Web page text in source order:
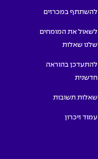
להשתתף במכרזים
לשאול את המומחים
שלנו שאלות
להתעדכן בהוראה
חדשנית
שאלות תשובות
עמוד זיכרון